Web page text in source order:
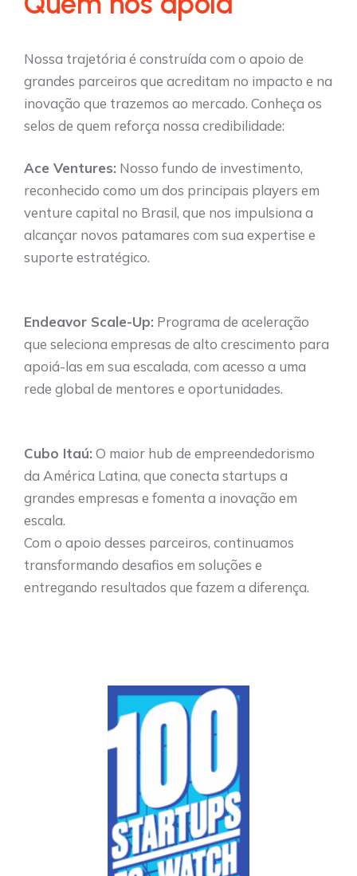
Nossa trajetória é construída com o apoio de
grandes parceiros que acreditam no impacto e na
inovação que trazemos ao mercado. Conheça os
selos de quem reforça nossa credibilidade:
Ace Ventures: Nosso fundo de investimento,
reconhecido como um dos principais players em
venture capital no Brasil, que nos impulsiona a
alcançar novos patamares com sua expertise e
suporte estratégico.
Endeavor Scale-Up: Programa de aceleração
que seleciona empresas de alto crescimento para
apoiá-las em sua escalada, com acesso a uma
rede global de mentores e oportunidades.
Cubo Itaú: O maior hub de empreendedorismo
da América Latina, que conecta startups a
grandes empresas e fomenta a inovação em
escala.
Com o apoio desses parceiros, continuamos
transformando desafios em soluções e
entregando resultados que fazem a diferença.